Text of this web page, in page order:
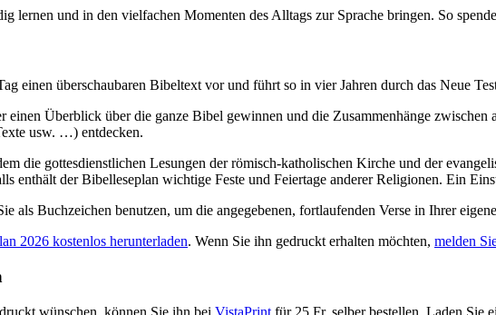
lernen und in den vielfachen Momenten des Alltags zur Sprache bringen. So
einen überschaubaren Bibeltext vor und führt so in vier Jahren durch das Neue
einen Überblick über die ganze Bibel gewinnen und die Zusammenhänge
usw. …) entdecken.
die gottesdienstlichen Lesungen der römisch-katholischen Kirche und der
enthält der Bibelleseplan wichtige Feste und Feiertage anderer Religionen. Ein
als Buchzeichen benutzen, um die angegebenen, fortlaufenden Verse in Ihrer
2026 kostenlos herunterladen. Wenn Sie ihn gedruckt erhalten möchten, melden
wünschen, können Sie ihn bei VistaPrint für 25 Fr. selber bestellen. Laden Sie